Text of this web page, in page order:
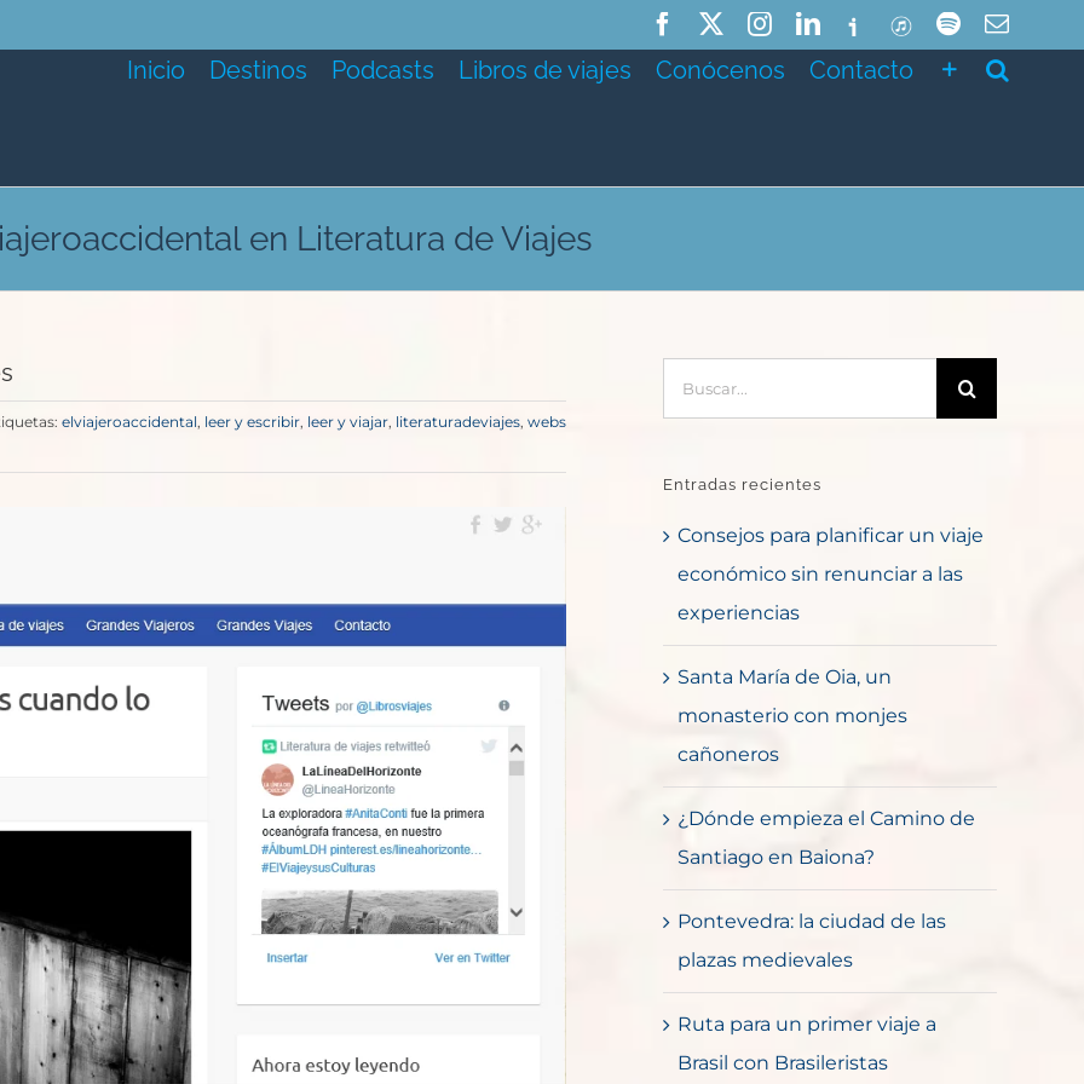
FacebookInstagramLinkedIn
IvooxITunesSpotifyCorreo
Inicio Destinos Podcasts Libros de viajes Conócenos Contacto
en Literatura de Viajes
elviajeroaccidental, leer y escribir, leer y viajar, literaturadeviajes, webs
Entradas recientes
Consejos para planificar un viaje
económico sin renunciar a las
experiencias
Santa María de Oia, un
monasterio con monjes
cañoneros
¿Dónde empieza el Camino de
Santiago en Baiona?
Pontevedra: la ciudad de las
plazas medievales
Ruta para un primer viaje a
Brasil con Brasileristas